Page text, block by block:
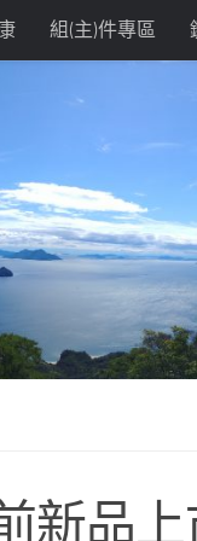
組(主)件專區
新品